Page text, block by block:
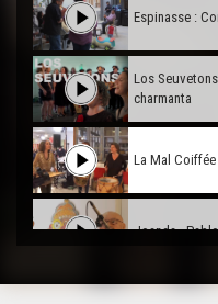
Espinasse :
Los
charmanta
La Mal
Joanda -